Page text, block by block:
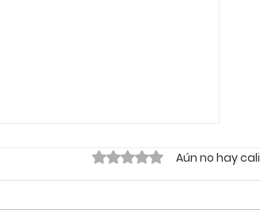
Obtuvo 0 de 5 estrellas.
Aún no hay